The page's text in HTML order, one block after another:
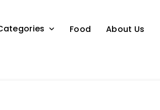
Food About Us